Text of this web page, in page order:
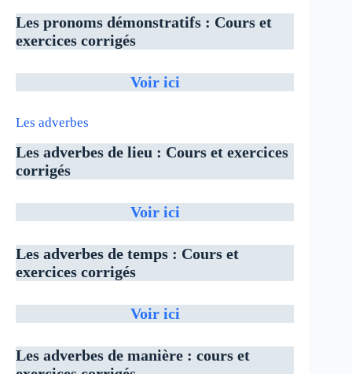
Les pronoms démonstratifs : Cours et
exercices corrigés
Voir ici
Les adverbes
Les adverbes de lieu : Cours et exercices
corrigés
Voir ici
Les adverbes de temps : Cours et
exercices corrigés
Voir ici
Les adverbes de manière : cours et